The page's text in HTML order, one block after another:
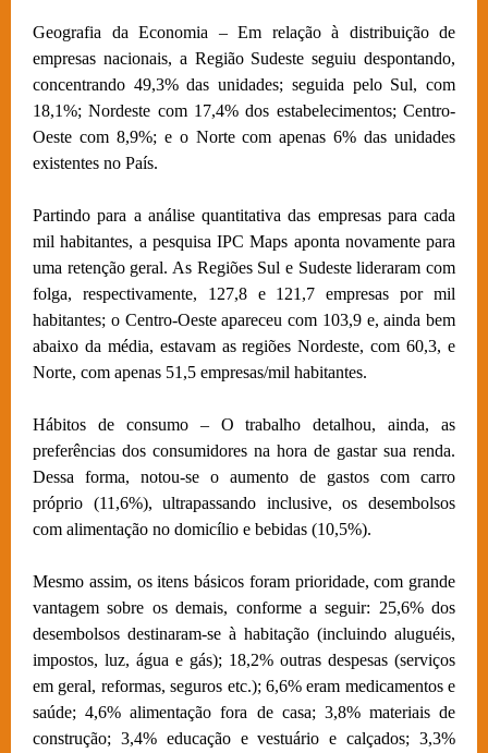
Geografia da Economia – Em relação à distribuição de
empresas nacionais, a Região Sudeste seguiu despontando,
concentrando 49,3% das unidades; seguida pelo Sul, com
18,1%; Nordeste com 17,4% dos estabelecimentos; Centro-
Oeste com 8,9%; e o Norte com apenas 6% das unidades
existentes no País.
Partindo para a análise quantitativa das empresas para cada
mil habitantes, a pesquisa IPC Maps aponta novamente para
uma retenção geral. As Regiões Sul e Sudeste lideraram com
folga, respectivamente, 127,8 e 121,7 empresas por mil
habitantes; o Centro-Oeste apareceu com 103,9 e, ainda bem
abaixo da média, estavam as regiões Nordeste, com 60,3, e
Norte, com apenas 51,5 empresas/mil habitantes.
Hábitos de consumo – O trabalho detalhou, ainda, as
preferências dos consumidores na hora de gastar sua renda.
Dessa forma, notou-se o aumento de gastos com carro
próprio (11,6%), ultrapassando inclusive, os desembolsos
com alimentação no domicílio e bebidas (10,5%).
Mesmo assim, os itens básicos foram prioridade, com grande
vantagem sobre os demais, conforme a seguir: 25,6% dos
desembolsos destinaram-se à habitação (incluindo aluguéis,
impostos, luz, água e gás); 18,2% outras despesas (serviços
em geral, reformas, seguros etc.); 6,6% eram medicamentos e
saúde; 4,6% alimentação fora de casa; 3,8% materiais de
construção; 3,4% educação e vestuário e calçados; 3,3%